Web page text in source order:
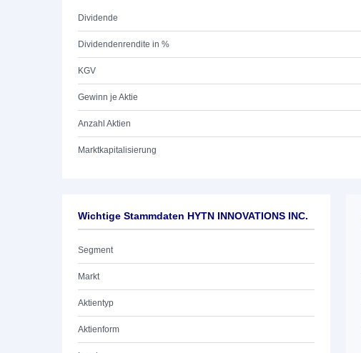
Dividende
Dividendenrendite in %
KGV
Gewinn je Aktie
Anzahl Aktien
Marktkapitalisierung
Wichtige Stammdaten HYTN INNOVATIONS INC.
Segment
Markt
Aktientyp
Aktienform